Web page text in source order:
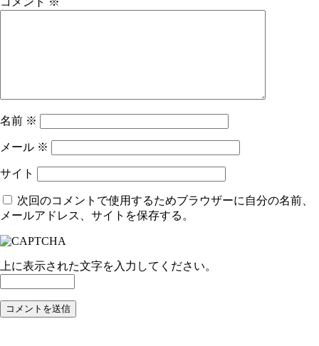
名前 ※
メール ※
サイト
次回のコメントで使用するためブラウザーに自分の名前、
メールアドレス、サイトを保存する。
上に表示された文字を入力してください。